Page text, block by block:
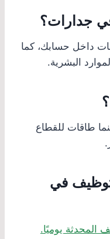
جدارات؟
داخل حسابك، كما
البشرية.
طاقات للقطاع
في
المحدثة يوميًا.